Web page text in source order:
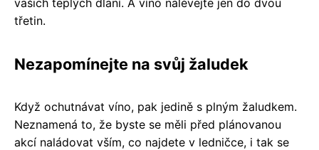
třetin.
Nezapomínejte na svůj žaludek
Když ochutnávat víno, pak jedině s plným žaludkem.
Neznamená to, že byste se měli před plánovanou
akcí naládovat vším, co najdete v ledničce, i tak se